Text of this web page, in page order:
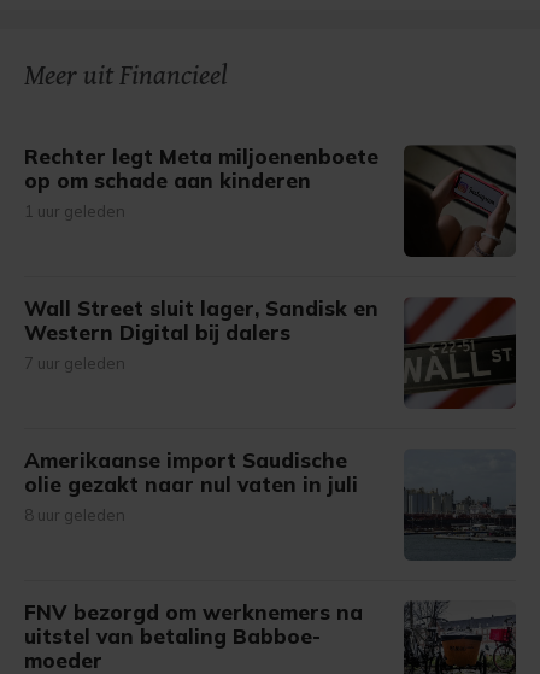
Meer uit Financieel
Rechter legt Meta miljoenenboete
op om schade aan kinderen
1 uur geleden
Wall Street sluit lager, Sandisk en
Western Digital bij dalers
7 uur geleden
Amerikaanse import Saudische
olie gezakt naar nul vaten in juli
8 uur geleden
FNV bezorgd om werknemers na
uitstel van betaling Babboe-
moeder